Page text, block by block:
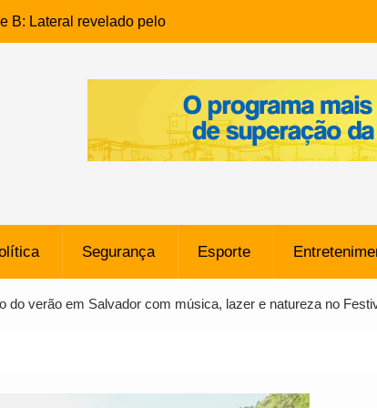
B: Lateral revelado pelo
do Novorizontino de
policial na Bahia prende 14
ligada a ‘Zói de Gato’, do
Freitas: Homem é
bairro Caji
Criminal: Influenciadora
Dívida de R$ 80 Milhões
Segurança Esporte
do verão em Salvador com música, lazer e natureza no